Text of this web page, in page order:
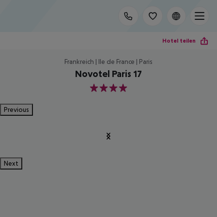
Hotel teilen
Frankreich | Ile de France | Paris
Novotel Paris 17
4
Previous
Next